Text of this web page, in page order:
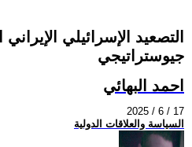
التصعيد الإسرائيلي
جيوستراتيجي
احمد البهائي
2025 / 6 / 17
السياسة والعلاقات الدولية